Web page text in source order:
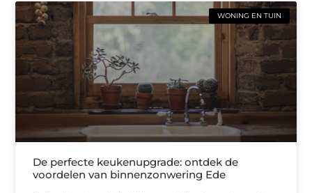
WONING EN TUIN
De perfecte keukenupgrade: ontdek de
voordelen van binnenzonwering Ede